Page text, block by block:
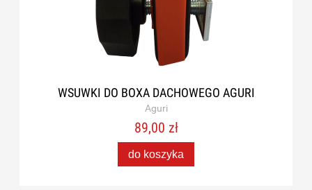
WSUWKI DO BOXA DACHOWEGO AGURI
Aguri
89,00 zł
do koszyka